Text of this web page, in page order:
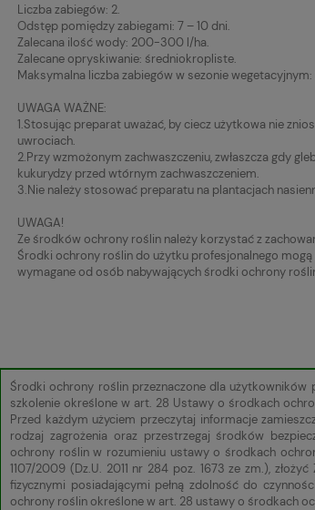
Liczba zabiegów: 2.
Odstęp pomiędzy zabiegami: 7 – 10 dni.
Zalecana ilość wody: 200-300 l/ha.
Zalecane opryskiwanie: średniokropliste.
Maksymalna liczba zabiegów w sezonie wegetacyjnym:
UWAGA WAŻNE:
1.Stosując preparat uważać, by ciecz użytkowa nie
uwrociach.
2.Przy wzmożonym zachwaszczeniu, zwłaszcza gdy
kukurydzy przed wtórnym zachwaszczeniem.
3.Nie należy stosować preparatu na plantacjach
UWAGA!
Ze środków ochrony roślin należy korzystać z
Środki ochrony roślin do użytku profesjonalnego
wymagane od osób nabywających środki ochrony
Środki ochrony roślin przeznaczone dla użytkowników
szkolenie określone w art. 28 Ustawy o środkach
Przed każdym użyciem przeczytaj informacje
rodzaj zagrożenia oraz przestrzegaj środków
ochrony roślin w rozumieniu ustawy o środkach
1107/2009 (Dz.U. 2011 nr 284 poz. 1673 ze zm.),
fizycznymi posiadającymi pełną zdolność do
ochrony roślin określone w art. 28 ustawy o środkach